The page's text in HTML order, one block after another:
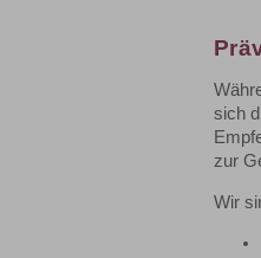
sich
zur
Wir